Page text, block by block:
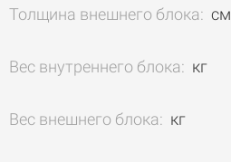
Толщина внешнего блока: см
Вес внутреннего блока: кг
Вес внешнего блока: кг